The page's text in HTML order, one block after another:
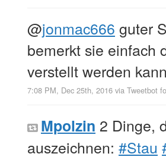
@jonmac666 guter
bemerkt sie einfach
verstellt werden kann
7:08 PM, Dec 25th, 2016 via Tweetbot
Mpolzin 2 Dinge,
auszeichnen: #Stau